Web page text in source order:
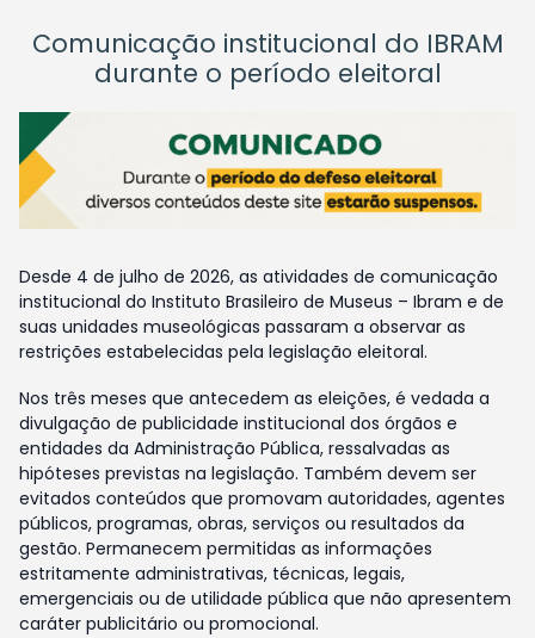
Comunicação institucional do IBRAM
durante o período eleitoral
Desde 4 de julho de 2026, as atividades de comunicação
institucional do Instituto Brasileiro de Museus – Ibram e de
suas unidades museológicas passaram a observar as
restrições estabelecidas pela legislação eleitoral.
Nos três meses que antecedem as eleições, é vedada a
divulgação de publicidade institucional dos órgãos e
entidades da Administração Pública, ressalvadas as
hipóteses previstas na legislação. Também devem ser
evitados conteúdos que promovam autoridades, agentes
públicos, programas, obras, serviços ou resultados da
gestão. Permanecem permitidas as informações
estritamente administrativas, técnicas, legais,
emergenciais ou de utilidade pública que não apresentem
caráter publicitário ou promocional.